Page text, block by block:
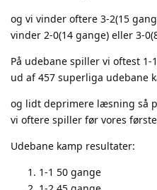
og vi vinder oftere 3-2(15
vinder 2-0(14 gange) eller 3-
På udebane spiller vi oftest 1-
ud af 457 superliga udebane
og lidt deprimere læsning så
vi oftere spiller før vores
Udebane kamp resultater:
1-1 50 gange